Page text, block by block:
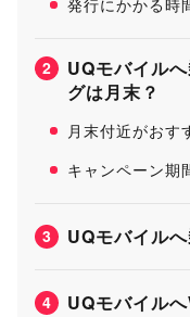
UQモバイル（トクトクプラン2
発行にかかる時
2
UQモバイル
グは月末？
月末付近がおす
キャンペーン期
3 UQモバイル
4 UQモバイル